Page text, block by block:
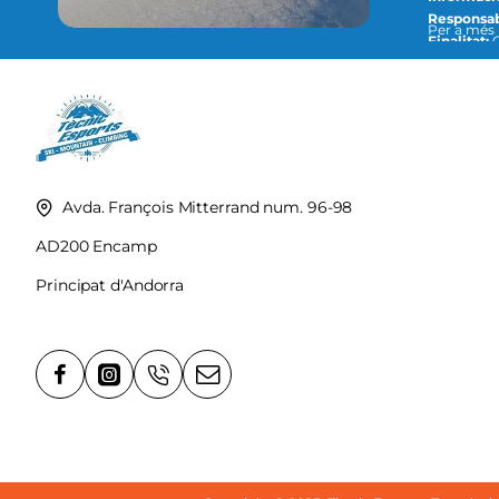
Finalitat:
Per a més informació,
Avda. François Mitterrand num. 96-98
AD200 Encamp
Principat d'Andorra